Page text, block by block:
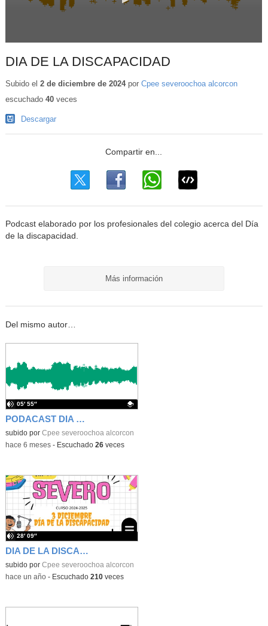
DIA DE LA DISCAPACIDAD
Subido el 2 de diciembre de 2024por Cpee severoochoa alcorcon
escuchado 40veces
Descargar
Podcast elaborado por los profesionales del colegio acerca del Día
de la discapacidad.
Más información
Del mismo autor…
PODACAST DIA DE LA PAZ
Contenido educativo.
subido por Cpee severoochoa alcorcon
05′ 55″
-hace 6 meses- Escuchado 26veces
DIA DE LA DISCAPACIDAD
subido por Cpee severoochoa alcorcon
28′ 09″
-hace un año- Escuchado 210veces